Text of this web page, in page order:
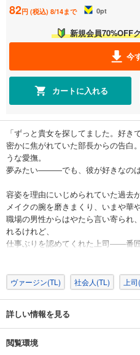
82円 (税込) 8/14まで 0pt
新規会員70%OFF
今
カートに入れる
「ずっと貴女を探してました。好き
密かに焦がれていた部長からの告白
うな愛撫。
夢みたい―――でも、彼が好きなの
容姿を理由にいじめられていた過去
メイクの腕を磨きまくり、いまや華
職場の男性からはやたら言い寄られ
れるけれど、
仕事ぶりを認めてくれた上司――番
部長に声をかけられ、なんと告白さ
でも、彼は部下の朔祈だと気づいてな
すれ違うオトナふたりが織りなす、
ヴァージン(TL) 社会人(TL) 上
詳しい情報を見る
閲覧環境